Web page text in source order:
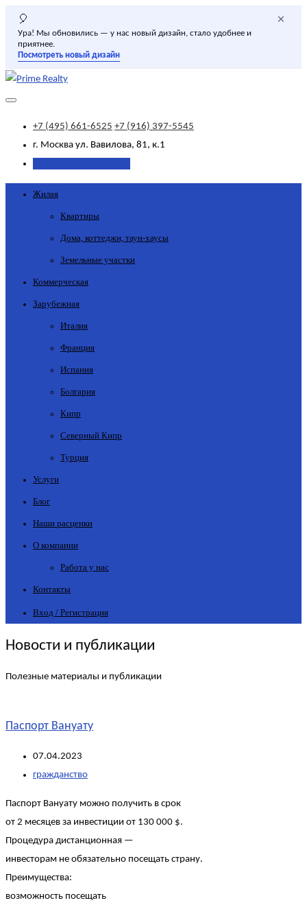
🎈
Ура! Мы обновились — у нас новый дизайн, стало удобнее и
приятнее.
Посмотреть новый дизайн
×
+7 (495) 661-6525 +7 (916) 397-5545
г. Москва ул. Вавилова, 81, к.1
Жилая
Квартиры
Дома, коттеджи, таун-хаусы
Земельные участки
Коммерческая
Зарубежная
Италия
Франция
Испания
Болгария
Кипр
Северный Кипр
Турция
Услуги
Блог
Наши расценки
О компании
Работа у нас
Контакты
Вход / Регистрация
Новости и публикации
Полезные материалы и публикации
Паспорт Вануату
07.04.2023
гражданство
Паспорт Вануату можно получить в срок
от 2 месяцев за инвестиции от 130 000 $.
Процедура дистанционная —
инвесторам не обязательно посещать страну.
Преимущества:
возможность посещать